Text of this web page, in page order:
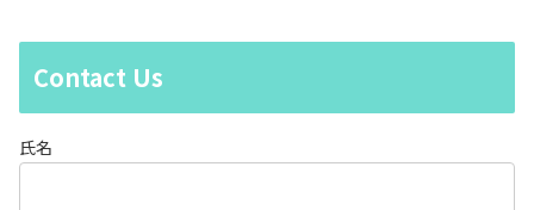
Contact Us
氏名